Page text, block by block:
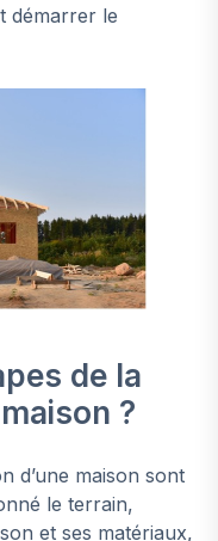
démarrer le
de la
?
d’une maison sont
le terrain,
et ses matériaux,